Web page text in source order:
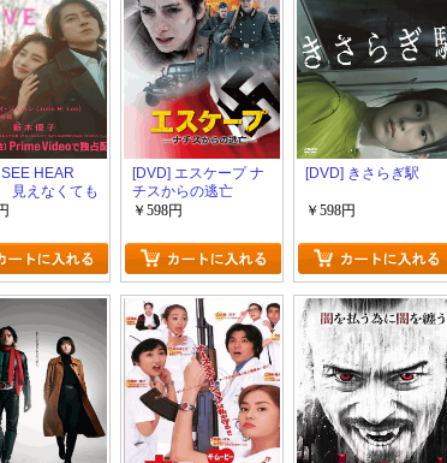
HEAR
見えなくても
くても愛し
[DVD] エスケープ ナ
チスからの逃亡
￥598円
[DVD] きさらぎ駅
￥598円